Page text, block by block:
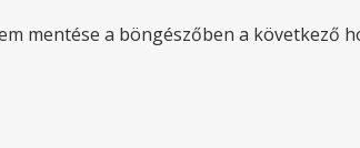
mentése a böngészőben a következő